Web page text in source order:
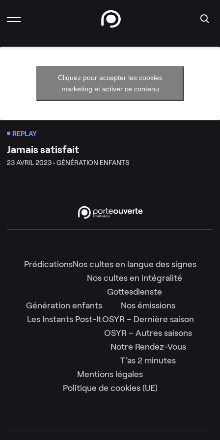
Cliquez pour accepter les cookies
marketing et activer ce contenu
REPLAY
Jamais satisfait
23 AVRIL 2023 •GÉNÉRATION ENFANTS
PrédicationsNos cultes en langue des signes
Nos cultes en intégralité
Gottesdienste
Génération enfants
Les Instants Post-It
Nos émissions
OSYR – Dernière saison
OSYR – Autres saisons
Notre Rendez-Vous
T’as 2 minutes
Mentions légales
Politique de cookies (UE)